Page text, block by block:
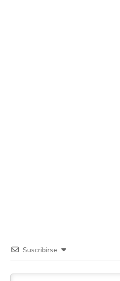
Suscribirse